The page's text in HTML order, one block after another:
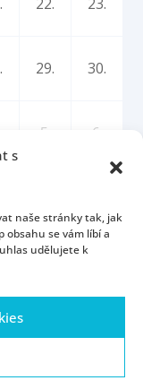
s
naše stránky tak, jak
obsahu se vám líbí a
udělujete k
29. 30.
5. 6.
hodiny